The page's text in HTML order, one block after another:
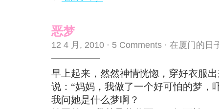
恶梦
12 4 月, 2010 · 5 Comments · 在厦门的日
早上起来，然然神情恍惚，穿好衣服
说：“妈妈，我做了一个好可怕的梦，
我问她是什么梦啊？